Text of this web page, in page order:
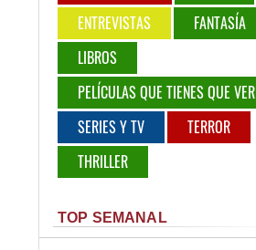
ENTREVISTAS
FANTASÍA
LIBROS
PELÍCULAS QUE TIENES QUE VER
SERIES Y TV
TERROR
THRILLER
TOP SEMANAL